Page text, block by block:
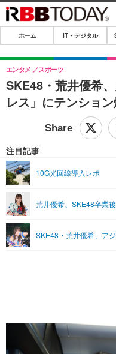
ホーム
IT・デジタル
IT・デジタルTOP
ショッピング
SPEED TEST
エンタメTOP
グラビア
ショッピング
ライフTOP
リリース一覧
プッシュ通知の停止方法
ホーム IT・デジタル
SKE48・荒井優希
レス」にテンション
エンタメ スポーツ
注目記事
10G光回線導入レポ
荒井優希、SKE48卒業
SKE48・荒井優希、ア